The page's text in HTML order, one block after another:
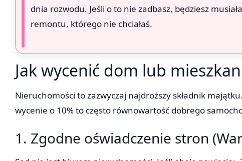
dnia rozwodu. Jeśli o to nie zadbasz, będziesz
remontu, którego nie chciałaś.
Jak wycenić dom lub
Nieruchomości to zazwyczaj najdroższy składnik
wycenie o 10% to często równowartość dobrego
1. Zgodne oświadczenie stron